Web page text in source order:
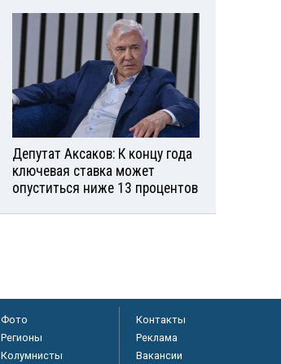
Депутат Аксаков: К концу года
ключевая ставка может
опуститься ниже 13 процентов
Фото
Регионы
Колумнисты
Контакты
Реклама
Вакансии